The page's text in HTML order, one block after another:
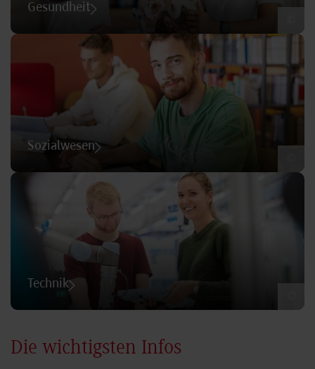
Gesundheit
Sozialwesen
Technik
Die wichtigsten Infos